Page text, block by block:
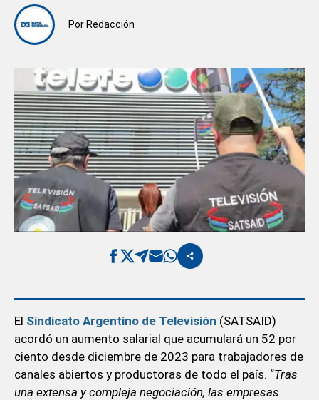
Por Redacción
El Sindicato Argentino de Televisión (SATSAID)
acordó un aumento salarial que acumulará un 52 por
ciento desde diciembre de 2023 para trabajadores de
canales abiertos y productoras de todo el país. “Tras
una extensa y compleja negociación, las empresas